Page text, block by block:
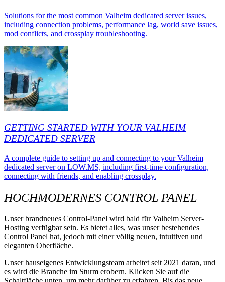
Solutions for the most common Valheim dedicated server issues,
including connection problems, performance lag, world save issues,
mod conflicts, and crossplay troubleshooting.
GETTING STARTED WITH YOUR VALHEIM
DEDICATED SERVER
A complete guide to setting up and connecting to your Valheim
dedicated server on LOW.MS, including first-time configuration,
connecting with friends, and enabling crossplay.
HOCHMODERNES CONTROL PANEL
Unser brandneues Control-Panel wird bald für Valheim Server-
Hosting verfügbar sein. Es bietet alles, was unser bestehendes
Control Panel hat, jedoch mit einer völlig neuen, intuitiven und
eleganten Oberfläche.
Unser hauseigenes Entwicklungsteam arbeitet seit 2021 daran, und
es wird die Branche im Sturm erobern. Klicken Sie auf die